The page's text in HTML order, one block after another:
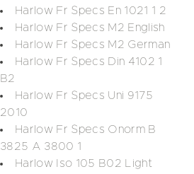
Harlow Fr Specs En 1021 1 2
Harlow Fr Specs M2 English
Harlow Fr Specs M2 German
Harlow Fr Specs Din 4102 1
B2
Harlow Fr Specs Uni 9175
2010
Harlow Fr Specs Onorm B
3825 A 3800 1
Harlow Iso 105 B02 Light